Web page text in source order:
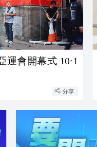
運會開幕式 10·1
分享